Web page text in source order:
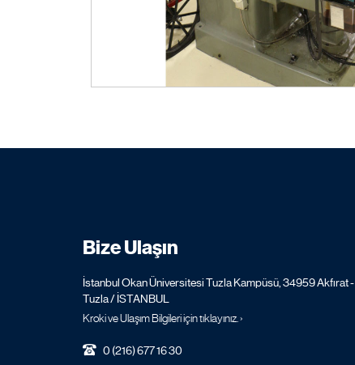
Bize Ulaşın
İstanbul Okan Üniversitesi Tuzla Kampüsü, 34959 Akfırat -
Tuzla / İSTANBUL
Kroki ve Ulaşım Bilgileri için tıklayınız. ›
0 (216) 677 16 30